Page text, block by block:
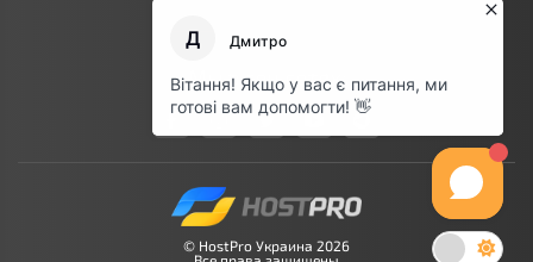
© HostPro Украина 2026
Мы в соц.сетях: